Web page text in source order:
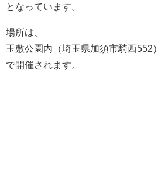
となっています。
場所は、
玉敷公園内（埼玉県加須市騎西552）
で開催されます。